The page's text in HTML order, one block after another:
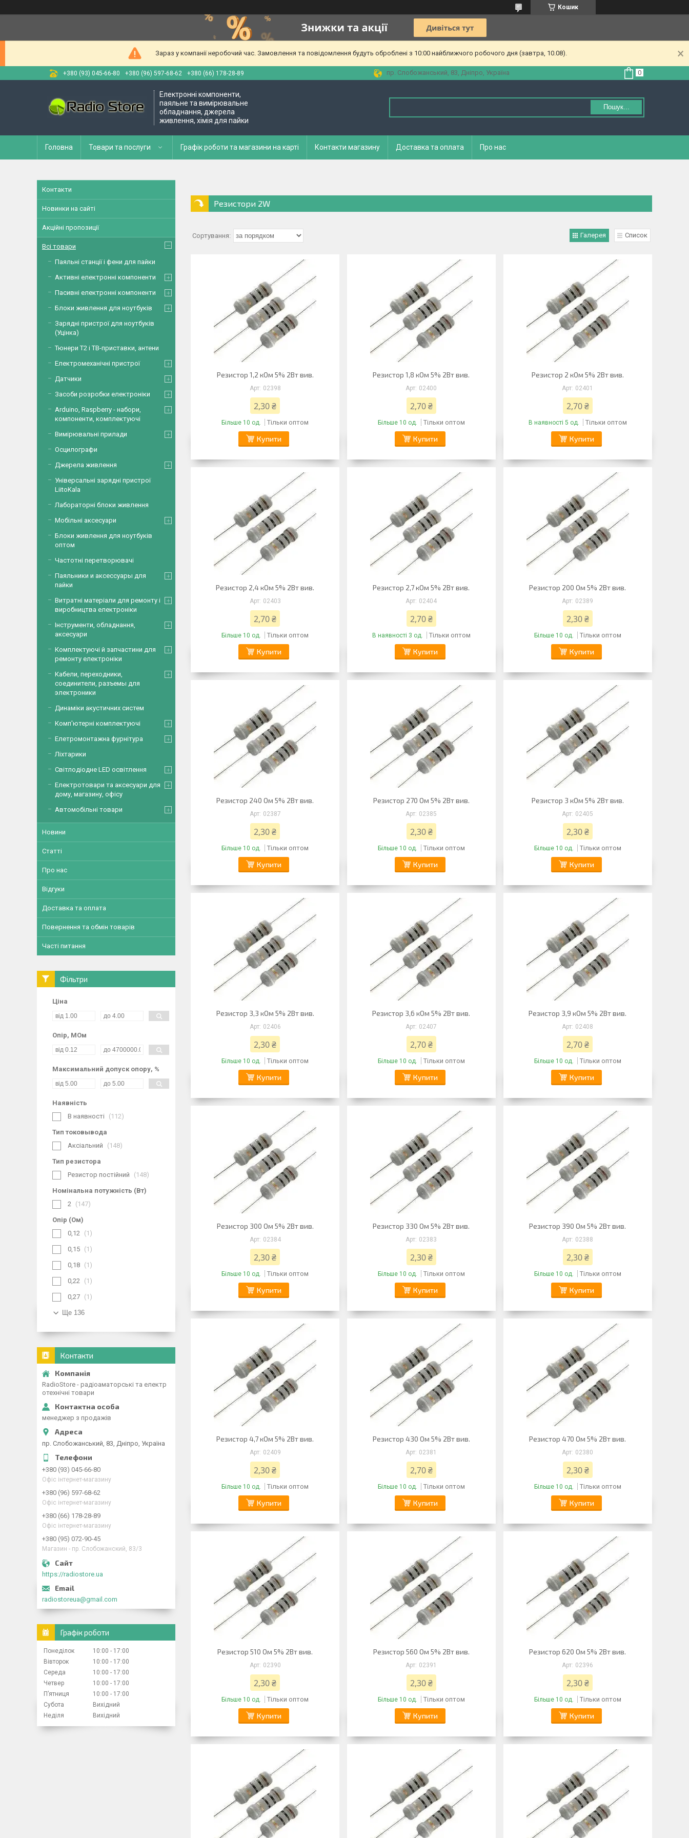
Кошик
Зараз у компанії неробочий час. Замовлення та повідомлення будуть оброблені з 10:00 найближчого робочого дня (завтра, 10.08).
+380 (93) 045-66-80 +380 (96) 597-68-62 +380 (66) 178-28-89 пр. Слобожанський, 83, Дніпро, Україна
Електронні компоненти,
паяльне та вимірювальне
обладнання, джерела
живлення, хімія для пайки
Пошук...
Головна Товари та послуги Графік роботи та магазини на карті Контакти магазину Доставка та оплата Про нас
Резистори 2W
Галерея Список
Резистор 1,2 кОм 5% 2Вт вив.
02398
2,30 ₴
Більше 10 од. Тільки оптом
Купити
Резистор 1,8 кОм 5% 2Вт вив.
02400
2,70 ₴
Більше 10 од. Тільки оптом
Купити
Резистор 2 кОм 5% 2Вт вив.
02401
2,70 ₴
В наявності 5 од. Тільки оптом
Купити
Резистор 2,4 кОм 5% 2Вт вив.
02403
2,70 ₴
Більше 10 од. Тільки оптом
Купити
Резистор 2,7 кОм 5% 2Вт вив.
02404
2,70 ₴
В наявності 3 од. Тільки оптом
Купити
Резистор 200 Ом 5% 2Вт вив.
02389
2,30 ₴
Більше 10 од. Тільки оптом
Купити
Резистор 240 Ом 5% 2Вт вив.
02387
2,30 ₴
Більше 10 од. Тільки оптом
Купити
Резистор 270 Ом 5% 2Вт вив.
02385
2,30 ₴
Більше 10 од. Тільки оптом
Купити
Резистор 3 кОм 5% 2Вт вив.
02405
2,30 ₴
Більше 10 од. Тільки оптом
Купити
Резистор 3,3 кОм 5% 2Вт вив.
02406
2,30 ₴
Більше 10 од. Тільки оптом
Купити
Резистор 3,6 кОм 5% 2Вт вив.
02407
2,70 ₴
Більше 10 од. Тільки оптом
Купити
Резистор 3,9 кОм 5% 2Вт вив.
02408
2,70 ₴
Більше 10 од. Тільки оптом
Купити
Резистор 300 Ом 5% 2Вт вив.
02384
2,30 ₴
Більше 10 од. Тільки оптом
Купити
Резистор 330 Ом 5% 2Вт вив.
02383
2,30 ₴
Більше 10 од. Тільки оптом
Купити
Резистор 390 Ом 5% 2Вт вив.
02388
2,30 ₴
Більше 10 од. Тільки оптом
Купити
Резистор 4,7 кОм 5% 2Вт вив.
02409
2,30 ₴
Більше 10 од. Тільки оптом
Купити
Резистор 430 Ом 5% 2Вт вив.
02381
2,70 ₴
Більше 10 од. Тільки оптом
Купити
Резистор 470 Ом 5% 2Вт вив.
02380
2,30 ₴
Більше 10 од. Тільки оптом
Купити
Резистор 510 Ом 5% 2Вт вив.
02390
2,30 ₴
Більше 10 од. Тільки оптом
Купити
Резистор 560 Ом 5% 2Вт вив.
02391
2,30 ₴
Більше 10 од. Тільки оптом
Купити
Резистор 620 Ом 5% 2Вт вив.
02396
2,30 ₴
Більше 10 од. Тільки оптом
Купити
Контакти
Новинки на сайті
Акційні пропозиції
Всі товари
Паяльні станції і фени для пайки
Активні електронні компоненти
Пасивні електронні компоненти
Блоки живлення для ноутбуків
Зарядні пристрої для ноутбуків
(Уцінка)
Тюнери Т2 і ТВ-приставки, антени
Електромеханічні пристрої
Датчики
Засоби розробки електроніки
Arduino, Raspberry - набори,
компоненти, комплектуючі
Вимірювальні прилади
Осцилографи
Джерела живлення
Універсальні зарядні пристрої
LiitoKala
Лабораторні блоки живлення
Мобільні аксесуари
Блоки живлення для ноутбуків
оптом
Частотні перетворювачі
Паяльники и аксессуары для
пайки
Витратні матеріали для ремонту і
виробництва електроніки
Інструменти, обладнання,
аксесуари
Комплектуючі й запчастини для
ремонту електроніки
Кабели, переходники,
соединители, разъемы для
электроники
Динаміки акустичних систем
Комп'ютерні комплектуючі
Елетромонтажна фурнітура
Ліхтарики
Світлодіодне LED освітлення
Електротовари та аксесуари для
дому, магазину, офісу
Автомобільні товари
Новини
Статті
Про нас
Відгуки
Доставка та оплата
Повернення та обмін товарів
Часті питання
Фільтри
Ціна
Опір, МОм
Максимальний допуск опору, %
Наявність
В наявності
112
Тип токовывода
Аксіальний
148
Тип резистора
Резистор постійний
148
Номінальна потужність (Вт)
2
147
Опір (Ом)
0,12
1
0,15 1
0,18 1
0,22 1
0,27 1
Ще 136
Контакти
RadioStore - радіоаматорські та електр
отехнічні товари
менеджер з продажів
пр. Слобожанський, 83, Дніпро, Україна
+380 (93) 045-66-80
Офіс інтернет-магазину
+380 (96) 597-68-62
Офіс інтернет-магазину
+380 (66) 178-28-89
Офіс інтернет-магазину
+380 (95) 072-90-45
Магазин - пр. Слобожанский, 83/3
https://radiostore.ua
radiostoreua@gmail.com
Графік роботи
Понеділок 10:00
17:00
Вівторок
10:00
17:00
Середа
10:00
17:00
Четвер
10:00
17:00
Пʼятниця
10:00
17:00
Субота
Вихідний
Неділя
Вихідний